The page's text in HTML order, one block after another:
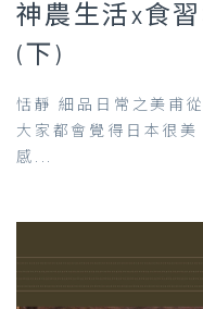
神農生活x食
(下)
恬靜 細品日常之美甫
大家都會覺得日本很
感...